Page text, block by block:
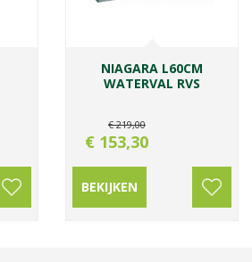
NIAGARA L60CM
WATERVAL RVS
€ 219,00
€ 153,30
BEKIJKEN